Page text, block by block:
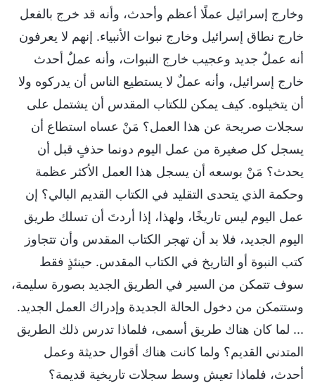
وخارج إسرائيل عملًا أعظم وأحدث، وأنه قد خرج بالفعل
خارج نطاق إسرائيل وخارج نبوات الأنبياء. إنهم لا يعرفون
أنه عملٌ جديد وعجيب خارج النبوات، وأنه عملٌ أحدث
خارج إسرائيل، وأنه عملٌ لا يستطيع الناس أن يدركوه ولا
أن يتخيلوه. كيف يمكن للكتاب المقدس أن يشتمل على
سجلات صريحة عن هذا العمل؟ مَنْ عساه استطاع أن
يسجل كل صغيرة من عمل اليوم دونما حذفٍ قبل أن
يحدث؟ مَنْ بوسعه أن يسجل هذا العمل الأكثر عظمة
وحكمة الذي يتحدى التقليد في الكتاب القديم البالي؟ إن
عمل اليوم ليس تاريخًا، ولهذا، إذا أردتَ أن تسلك طريق
اليوم الجديد، فلا بد أن تهجر الكتاب المقدس وأن تتجاوز
كتب النبوة أو التاريخ في الكتاب المقدس. حينئذٍ فقط
سوف تتمكن من السير في الطريق الجديد بصورة سليمة،
وستتمكن من دخول الحالة الجديدة وإدراك العمل الجديد.
... لما كان هناك طريق أسمى، فلماذا تدرس ذلك الطريق
المتدني القديم؟ ولما كانت هناك أقوال حديثة وعمل
أحدث، فلماذا تعيش وسط سجلات تاريخية قديمة؟